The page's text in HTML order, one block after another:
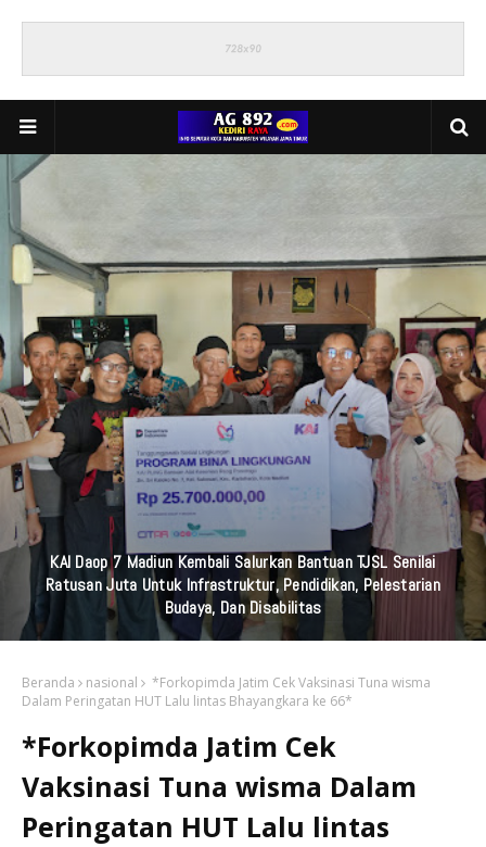
KAI Daop 7 Madiun Kembali Salurkan Bantuan TJSL Senilai
Ratusan Juta Untuk Infrastruktur, Pendidikan, Pelestarian
Budaya, Dan Disabilitas
Beranda nasional
*Forkopimda Jatim Cek Vaksinasi Tuna wisma
Dalam Peringatan HUT Lalu lintas Bhayangkara ke 66*
*Forkopimda Jatim Cek
Vaksinasi Tuna wisma Dalam
Peringatan HUT Lalu lintas